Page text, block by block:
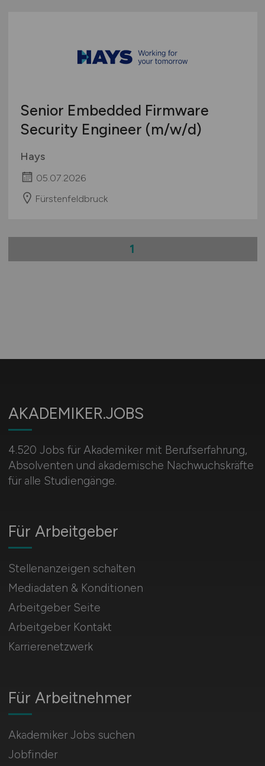
Senior Embedded Firmware
Security Engineer (m/w/d)
Hays
05.07.2026
Fürstenfeldbruck
1
AKADEMIKER.JOBS
4.520 Jobs für Akademiker mit Berufserfahrung,
Absolventen und akademische Nachwuchskräfte
für alle Studiengänge.
Für Arbeitnehmer
Akademiker Jobs suchen
Jobfinder
Für Arbeitgeber
Stellenanzeigen schalten
Mediadaten & Konditionen
Arbeitgeber Seite
Arbeitgeber Kontakt
Karrierenetzwerk